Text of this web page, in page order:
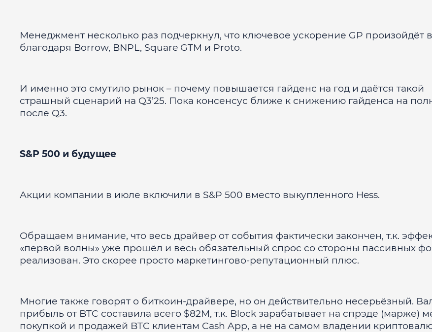
Менеджмент несколько раз подчеркнул, что ключевое ускорение GP произойдёт
благодаря Borrow, BNPL, Square GTM и Proto.
И именно это смутило рынок – почему повышается гайденс на год и даётся такой
страшный сценарий на Q3’25. Пока консенсус ближе к снижению гайденса на
после Q3.
S&P 500 и будущее
Акции компании в июле включили в S&P 500 вместо выкупленного Hess.
Обращаем внимание, что весь драйвер от события фактически закончен, т.к.
«первой волны» уже прошёл и весь обязательный спрос со стороны пассивных
реализован. Это скорее просто маркетингово-репутационный плюс.
Многие также говорят о биткоин-драйвере, но он действительно несерьёзный.
прибыль от BTC составила всего $82M, т.к. Block зарабатывает на спрэде (марже)
покупкой и продажей BTC клиентам Cash App, а не на самом владении